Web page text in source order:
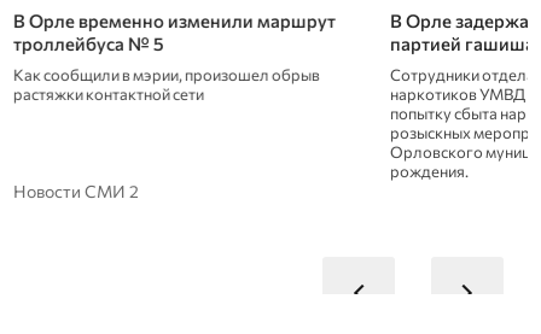
В Орле временно изменили маршрут
троллейбуса № 5
Как сообщили в мэрии, произошел обрыв
растяжки контактной сети
В Орле
партией гашиша
Сотрудники
наркотиков УМВД
попытку сбыта
розыскных
Орловского
рождения.
Новости СМИ 2